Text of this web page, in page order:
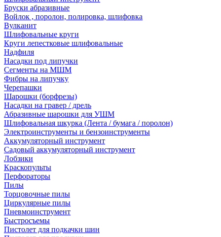
Бруски абразивные
Войлок , поролон, полировка, шлифовка
Вулканит
Шлифовальные круги
Круги лепестковые шлифовальные
Надфиля
Насадки под липучки
Сегменты на МШМ
Фибры на липучку
Черепашки
Шарошки (борфрезы)
Насадки на гравер / дрель
Абразивные шарошки для УШМ
Шлифовальная шкурка (Лента / бумага / поролон)
Электроинструменты и бензоинструменты
Аккумуляторный инструмент
Садовый аккумуляторный инструмент
Лобзики
Краскопульты
Перфораторы
Пилы
Торцовочные пилы
Циркулярные пилы
Пневмоинструмент
Быстросъемы
Пистолет для подкачки шин